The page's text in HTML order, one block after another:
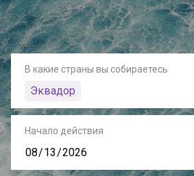
В какие страны вы собираетесь
Эквадор
Начало действия